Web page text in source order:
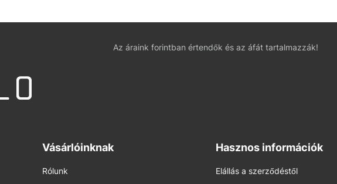
Az áraink forintban értendők és az áfát tartalmazzák!
Vásárlóinknak
Rólunk
Hasznos információk
Elállás a szerződéstől